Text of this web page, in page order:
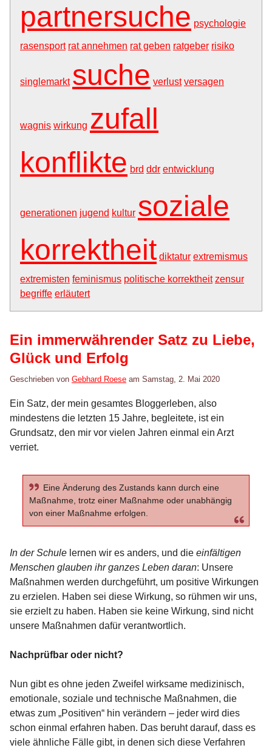
partnersuche psychologie
rasensport rat annehmen rat geben ratgeber risiko
singlemarkt suche verlust versagen
wagnis wirkung zufall
konflikte brd ddr entwicklung
generationen jugend kultur soziale
korrektheit diktatur extremismus
extremisten feminismus politische korrektheit zensur
begriffe erläutert
Ein immerwährender Satz zu Liebe,
Glück und Erfolg
Geschrieben von Gebhard Roese am Samstag, 2. Mai 2020
Ein Satz, der mein gesamtes Bloggerleben, also
mindestens die letzten 15 Jahre, begleitete, ist ein
Grundsatz, den mir vor vielen Jahren einmal ein Arzt
verriet.
Eine Änderung des Zustands kann durch eine
Maßnahme, trotz einer Maßnahme oder unabhängig
von einer Maßnahme erfolgen.
In der Schule lernen wir es anders, und die einfältigen
Menschen glauben ihr ganzes Leben daran: Unsere
Maßnahmen werden durchgeführt, um positive Wirkungen
zu erzielen. Haben sei diese Wirkung, so rühmen wir uns,
sie erzielt zu haben. Haben sie keine Wirkung, sind nicht
unsere Maßnahmen dafür verantwortlich.
Nachprüfbar oder nicht?
Nun gibt es ohne jeden Zweifel wirksame medizinisch,
emotionale, soziale und technische Maßnahmen, die
etwas zum „Positiven“ hin verändern – jeder wird dies
schon einmal erfahren haben. Das beruht darauf, dass es
viele ähnliche Fälle gibt, in denen sich diese Verfahren